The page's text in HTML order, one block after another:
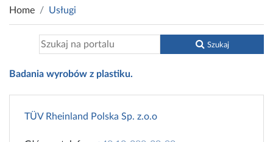
Home Usługi
Badania wyrobów z plastiku.
Szukaj
TÜV Rheinland Polska Sp. z.o.o